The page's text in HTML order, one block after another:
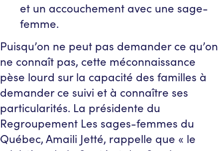
et un accouchement avec une sage-
femme.
Puisqu’on ne peut pas demander ce qu’on
ne connaît pas, cette méconnaissance
pèse lourd sur la capacité des familles à
demander ce suivi et à connaître ses
particularités. La présidente du
Regroupement Les sages-femmes du
Québec, Amaili Jetté, rappelle que « le